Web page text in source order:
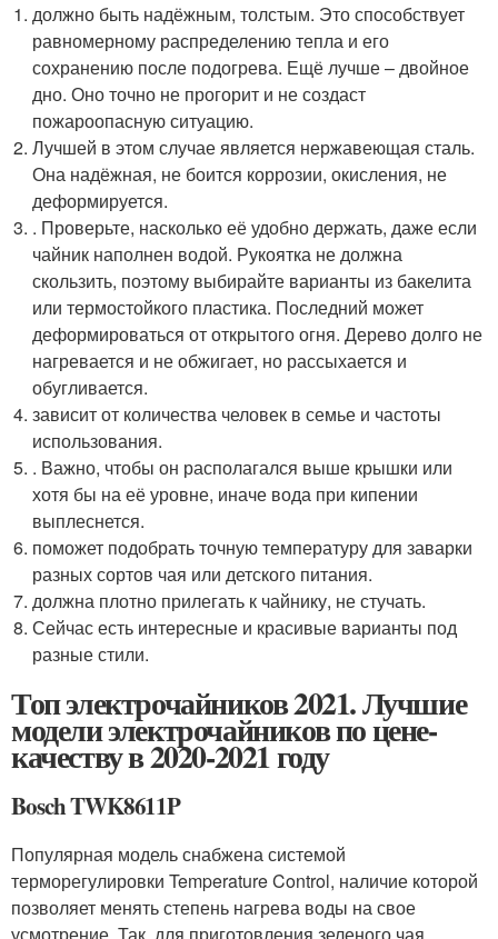
должно быть надёжным, толстым. Это способствует
равномерному распределению тепла и его
сохранению после подогрева. Ещё лучше – двойное
дно. Оно точно не прогорит и не создаст
пожароопасную ситуацию.
Лучшей в этом случае является нержавеющая сталь.
Она надёжная, не боится коррозии, окисления, не
деформируется.
. Проверьте, насколько её удобно держать, даже если
чайник наполнен водой. Рукоятка не должна
скользить, поэтому выбирайте варианты из бакелита
или термостойкого пластика. Последний может
деформироваться от открытого огня. Дерево долго не
нагревается и не обжигает, но рассыхается и
обугливается.
зависит от количества человек в семье и частоты
использования.
. Важно, чтобы он располагался выше крышки или
хотя бы на её уровне, иначе вода при кипении
выплеснется.
поможет подобрать точную температуру для заварки
разных сортов чая или детского питания.
должна плотно прилегать к чайнику, не стучать.
Сейчас есть интересные и красивые варианты под
разные стили.
Топ электрочайников 2021. Лучшие
модели электрочайников по цене-
качеству в 2020-2021 году
Bosch TWK8611P
Популярная модель снабжена системой
терморегулировки Temperature Control, наличие которой
позволяет менять степень нагрева воды на свое